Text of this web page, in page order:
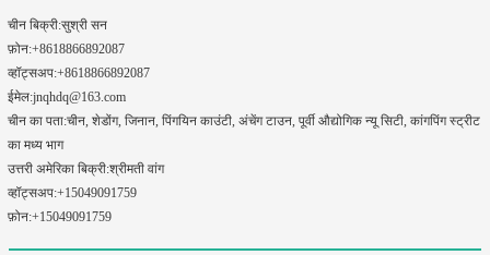
चीन बिक्री:सुश्री सन
फ़ोन:+8618866892087
व्हॉट्सअप:+8618866892087
ईमेल:jnqhdq@163.com
चीन का पता:चीन, शेडोंग, जिनान, पिंगयिन काउंटी, अंचेंग टाउन, पूर्वी औद्योगिक न्यू सिटी, कांगपिंग स्ट्रीट
का मध्य भाग
उत्तरी अमेरिका बिक्री:श्रीमती वांग
व्हॉट्सअप:+15049091759
फ़ोन:+15049091759